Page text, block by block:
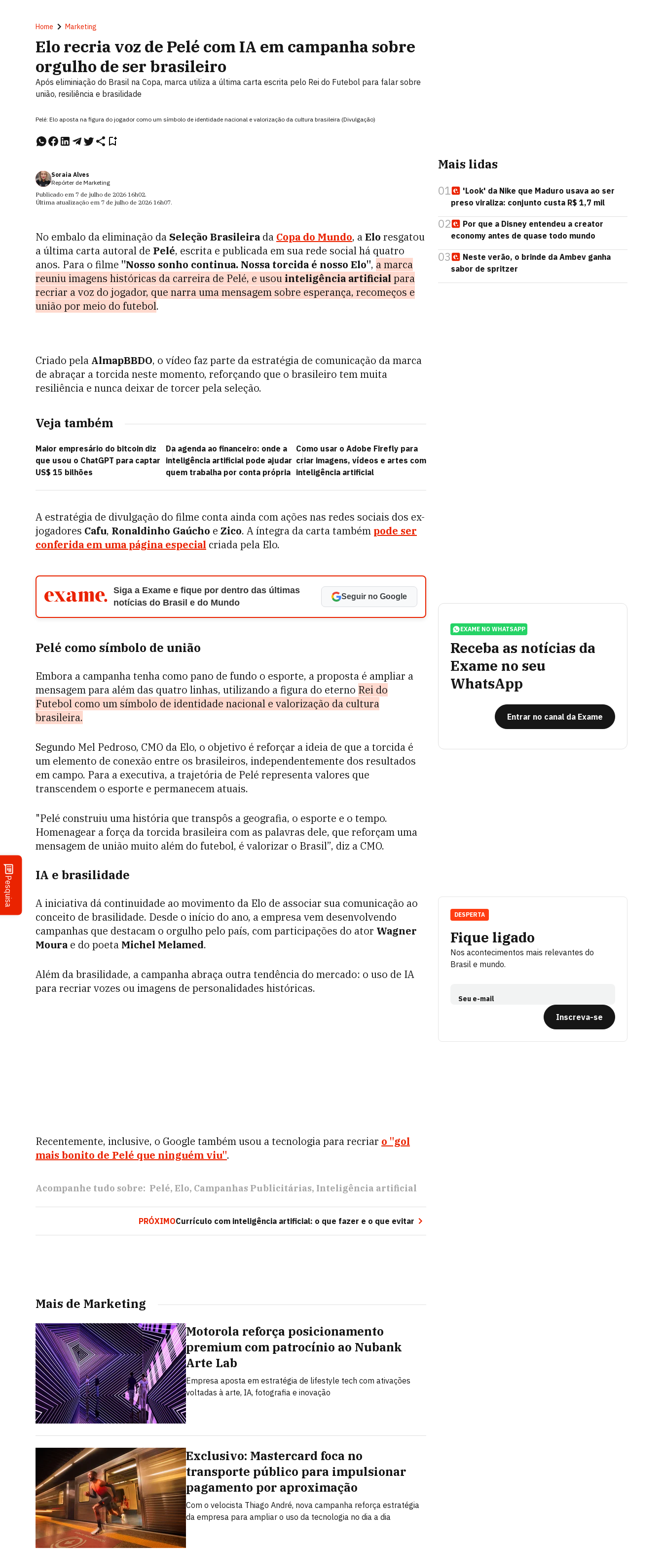
Pesquisa
Home Marketing
Elo recria voz de Pelé com IA em campanha sobre
orgulho de ser brasileiro
Após eliminiação do Brasil na Copa, marca utiliza a última carta escrita pelo Rei do Futebol para falar sobre
união, resiliência e brasilidade
Pelé: Elo aposta na figura do jogador como um símbolo de identidade nacional e valorização da cultura brasileira (Divulgação)
Soraia Alves
Repórter de Marketing
Publicado em 7 de julho de 2026 16h02.
Última atualização em 7 de julho de 2026 16h07.
No embalo da eliminação da Seleção Brasileira da Copa do Mundo, aElo resgatou
a última carta autoral de Pelé, escrita e publicada em sua rede social há quatro
anos. Para o filme "Nosso sonho continua. Nossa torcida é nosso Elo", a marca
reuniu imagens históricas da carreira de Pelé, e usou inteligência artificial para
recriar a voz do jogador, que narra uma mensagem sobre esperança, recomeços e
união por meio do futebol.
Criado pela AlmapBBDO, o vídeo faz parte da estratégia de comunicação da marca
de abraçar a torcida neste momento, reforçando que o brasileiro tem muita
resiliência e nunca deixar de torcer pela seleção.
Veja também
Maior empresário do bitcoin diz
que usou o ChatGPT para captar
US$ 15 bilhões
Da agenda ao financeiro: onde a
inteligência artificial pode ajudar
quem trabalha por conta própria
Como usar o Adobe Firefly para
criar imagens, vídeos e artes com
inteligência artificial
A estratégia de divulgação do filme conta ainda com ações nas redes sociais dos ex-
jogadores Cafu, Ronaldinho Gaúcho e Zico. A íntegra da carta também pode ser
conferida em uma página especial criada pela Elo.
Siga a Exame e fique por dentro das últimas
notícias do Brasil e do Mundo
Seguir no Google
Pelé como símbolo de união
Embora a campanha tenha como pano de fundo o esporte, a proposta é ampliar a
mensagem para além das quatro linhas, utilizando a figura do eterno Rei do
Futebol como um símbolo de identidade nacional e valorização da cultura
brasileira.
Segundo Mel Pedroso, CMO da Elo, o objetivo é reforçar a ideia de que a torcida é
um elemento de conexão entre os brasileiros, independentemente dos resultados
em campo. Para a executiva, a trajetória de Pelé representa valores que
transcendem o esporte e permanecem atuais.
"Pelé construiu uma história que transpôs a geografia, o esporte e o tempo.
Homenagear a força da torcida brasileira com as palavras dele, que reforçam uma
mensagem de união muito além do futebol, é valorizar o Brasil”, diz a CMO.
IA e brasilidade
A iniciativa dá continuidade ao movimento da Elo de associar sua comunicação ao
conceito de brasilidade. Desde o início do ano, a empresa vem desenvolvendo
campanhas que destacam o orgulho pelo país, com participações do ator Wagner
Moura e do poeta Michel Melamed.
Além da brasilidade, a campanha abraça outra tendência do mercado: o uso de IA
para recriar vozes ou imagens de personalidades históricas.
Recentemente, inclusive, o Google também usou a tecnologia para recriar o "gol
mais bonito de Pelé que ninguém viu".
Acompanhe tudo sobre: Pelé Elo Campanhas Publicitárias Inteligência artificial
PRÓXIMOCurrículo com inteligência artificial: o que fazer e o que evitar
Mais de Marketing
Motorola reforça posicionamento
premium com patrocínio ao Nubank
Arte Lab
Empresa aposta em estratégia de lifestyle tech com ativações
voltadas à arte, IA, fotografia e inovação
Exclusivo: Mastercard foca no
transporte público para impulsionar
pagamento por aproximação
Com o velocista Thiago André, nova campanha reforça estratégia
da empresa para ampliar o uso da tecnologia no dia a dia
Mais lidas
01
'Look' da Nike que Maduro usava ao ser
preso viraliza: conjunto custa R$ 1,7 mil
02
Por que a Disney entendeu a creator
economy antes de quase todo mundo
03
Neste verão, o brinde da Ambev ganha
sabor de spritzer
EXAME NO WHATSAPP
Receba as notícias da
Exame no seu
WhatsApp
Entrar no canal da Exame
Fique ligado
Nos acontecimentos mais relevantes do
Brasil e mundo.
Seu e-mail
Inscreva-se
DESPERTA